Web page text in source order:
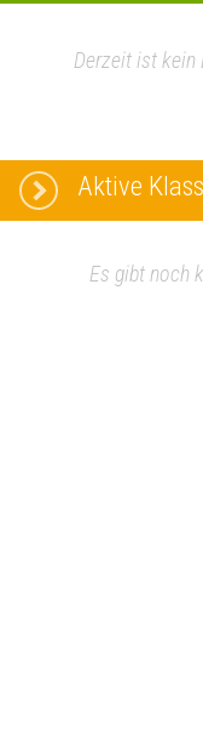
Derzeit ist kein
Aktive
Es gibt noch